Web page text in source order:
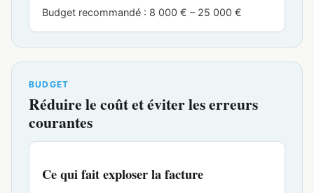
Budget recommandé : 8 000 € – 25 000 €
BUDGET
Réduire le coût et éviter les erreurs
courantes
Ce qui fait exploser la facture